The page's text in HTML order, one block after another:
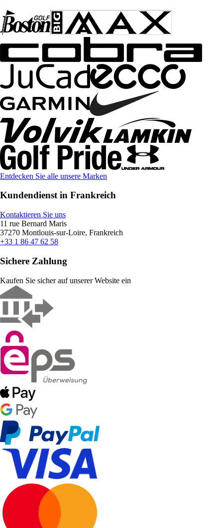
Entdecken Sie alle unsere Marken
Kundendienst in Frankreich
Kontaktieren Sie uns
11 rue Bernard Maris
37270 Montlouis-sur-Loire, Frankreich
+33 1 86 47 62 58
Sichere Zahlung
Kaufen Sie sicher auf unserer Website ein